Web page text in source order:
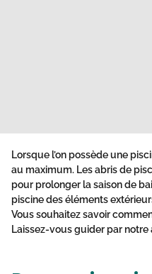
Lorsque l’on possède une
au maximum. Les abris de
pour prolonger la saison de
piscine des éléments
Vous souhaitez savoir
Laissez-vous guider par notre